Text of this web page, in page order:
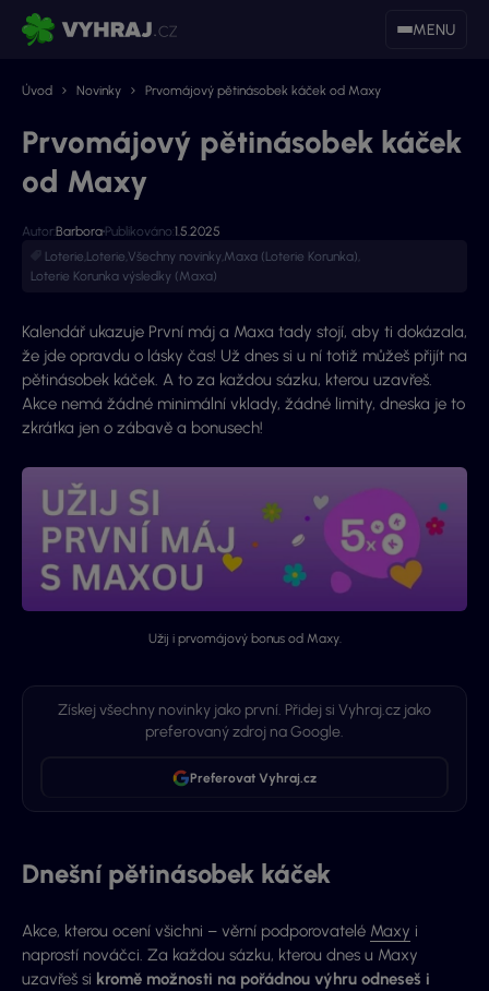
MENU
Úvod Novinky Prvomájový pětinásobek káček od Maxy
Prvomájový pětinásobek káček
od Maxy
Autor: Barbora Publikováno: 1.5.2025
Loterie,Loterie,Všechny novinky,Maxa (Loterie Korunka),
Loterie Korunka výsledky (Maxa)
Kalendář ukazuje První máj a Maxa tady stojí, aby ti dokázala,
že jde opravdu o lásky čas! Už dnes si u ní totiž můžeš přijít na
pětinásobek káček. A to za každou sázku, kterou uzavřeš.
Akce nemá žádné minimální vklady, žádné limity, dneska je to
zkrátka jen o zábavě a bonusech!
Užij i prvomájový bonus od Maxy.
Získej všechny novinky jako první. Přidej si Vyhraj.cz jako
preferovaný zdroj na Google.
Preferovat Vyhraj.cz
Dnešní pětinásobek káček
Akce, kterou ocení všichni – věrní podporovatelé Maxy i
naprostí nováčci. Za každou sázku, kterou dnes u Maxy
uzavřeš si kromě možnosti na pořádnou výhru odneseš i